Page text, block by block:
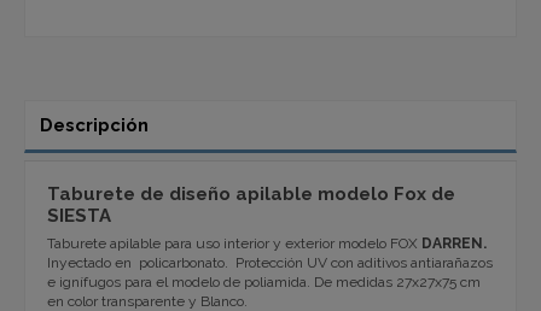
Descripción
Taburete de diseño apilable modelo Fox de
SIESTA
Taburete apilable para uso interior y exterior modelo FOX DARREN.
Inyectado en policarbonato. Protección UV con aditivos antiarañazos
e ignífugos para el modelo de poliamida. De medidas 27x27x75 cm
en color transparente y Blanco.